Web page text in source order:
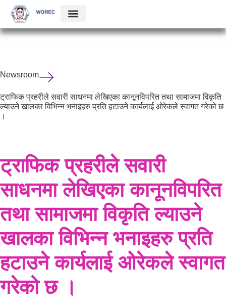
Newsroom
ट्राफिक प्रहरीले सवारी साधनमा लेखिएका कानूनविपरित तथा सामाजमा विकृति
ल्याउने खालका विभिन्न भनाइहरु प्रति हटाउने कार्यलाई ओरेकले स्वागत गरेको छ
।
ट्राफिक प्रहरीले सवारी
साधनमा लेखिएका कानूनविपरित
तथा सामाजमा विकृति ल्याउने
खालका विभिन्न भनाइहरु प्रति
हटाउने कार्यलाई ओरेकले स्वागत
गरेको छ ।